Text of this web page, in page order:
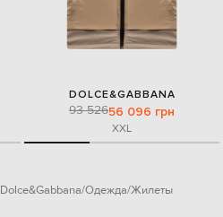
DOLCE&GABBANA
93 52656 096 грн
XXL
Dolce&Gabbana Одежда Жилеты